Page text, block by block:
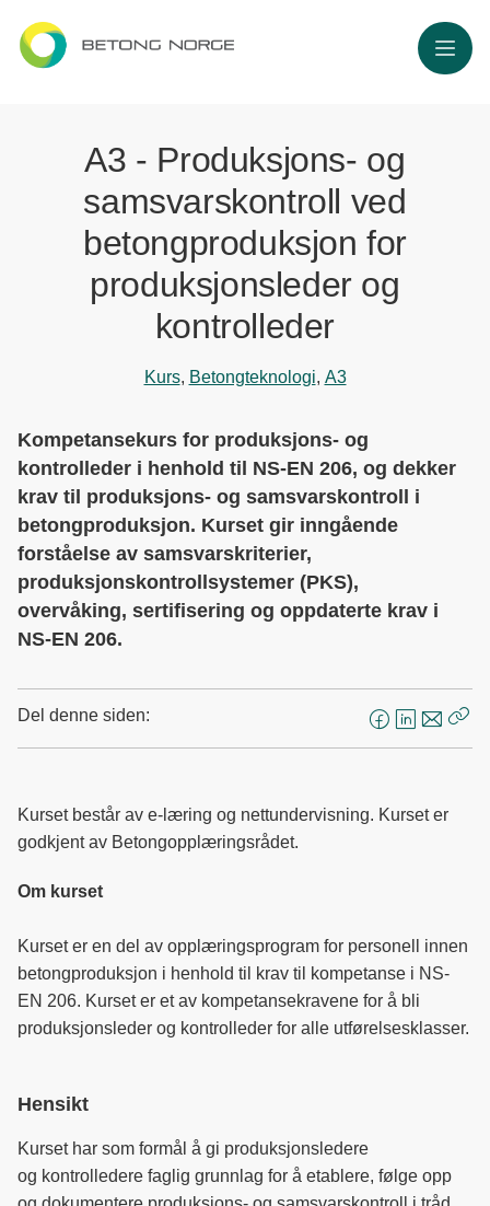
Meny
A3 - Produksjons- og
samsvarskontroll ved
betongproduksjon for
produksjonsleder og
kontrolleder
Kurs, Betongteknologi, A3
Kompetansekurs for produksjons- og
kontrolleder i henhold til NS-EN 206, og dekker
krav til produksjons- og samsvarskontroll i
betongproduksjon. Kurset gir inngående
forståelse av samsvarskriterier,
produksjonskontrollsystemer (PKS),
overvåking, sertifisering og oppdaterte krav i
NS-EN 206.
Del denne siden:
F
e
L
k
E
o
Kurset består av e-læring og nettundervisning. Kurset er
godkjent av Betongopplæringsrådet.
Om kurset
Kurset er en del av opplæringsprogram for personell innen
betongproduksjon i henhold til krav til kompetanse i NS-
EN 206. Kurset er et av kompetansekravene for å bli
produksjonsleder og kontrolleder for alle utførelsesklasser.
Hensikt
Kurset har som formål å gi produksjonsledere
og kontrolledere faglig grunnlag for å etablere, følge opp